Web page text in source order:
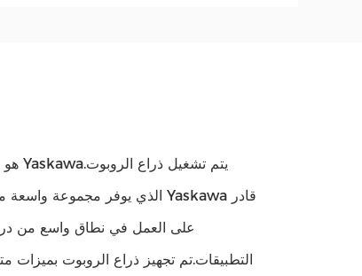
التطبيقات.تم تجهيز ذراع الروبوت بميزات